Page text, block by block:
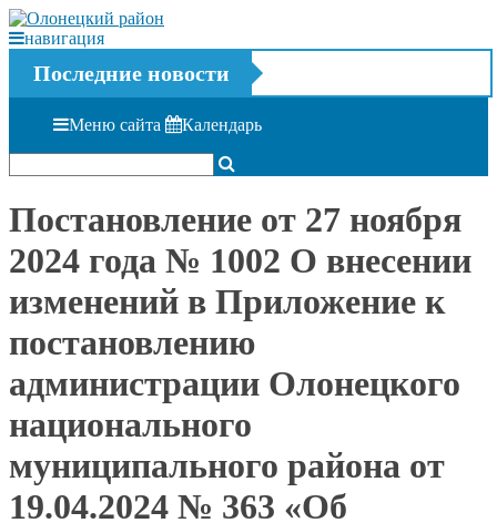
навигация
Последние новости
Меню сайта Календарь
Постановление от 27 ноября
2024 года № 1002 О внесении
изменений в Приложение к
постановлению
администрации Олонецкого
национального
муниципального района от
19.04.2024 № 363 «Об